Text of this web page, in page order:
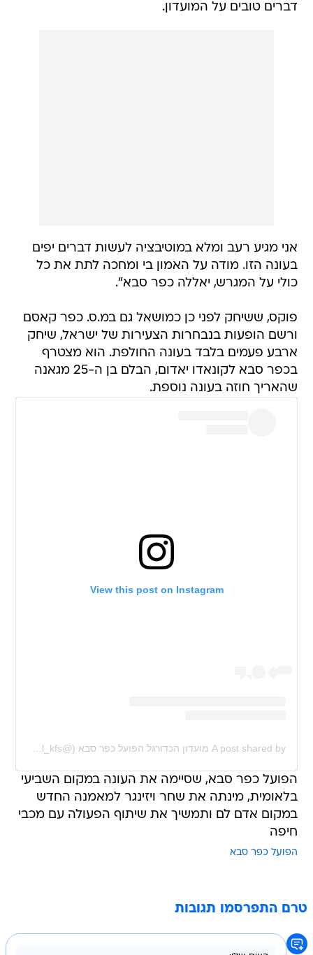
דברים טובים על המועדון.
אני מגיע רעב ומלא במוטיבציה לעשות דברים יפים
בעונה הזו. מודה על האמון בי ומחכה לתת את כל
כולי על המגרש, יאללה כפר סבא".
פוקס, ששיחק לפני כן כמושאל גם במ.ס. כפר קאסם
ורשם הופעות בנבחרות הצעירות של ישראל, שיחק
ארבע פעמים בלבד בעונה החולפת. הוא מצטרף
בכפר סבא לקונאדו יאדום, הבלם בן ה-25 מגאנה
שהאריך חוזה בעונה נוספת.
View this post on Instagram
הפועל כפר סבא, שסיימה את העונה במקום השביעי
בלאומית, מינתה את שחר ויזינגר למאמנה החדש
במקום אדם לם ותמשיך את שיתוף הפעולה עם מכבי
חיפה
הפועל כפר סבא
טרם התפרסמו תגובות